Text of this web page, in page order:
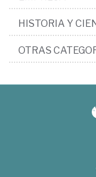
HISTORIA Y
OTRAS